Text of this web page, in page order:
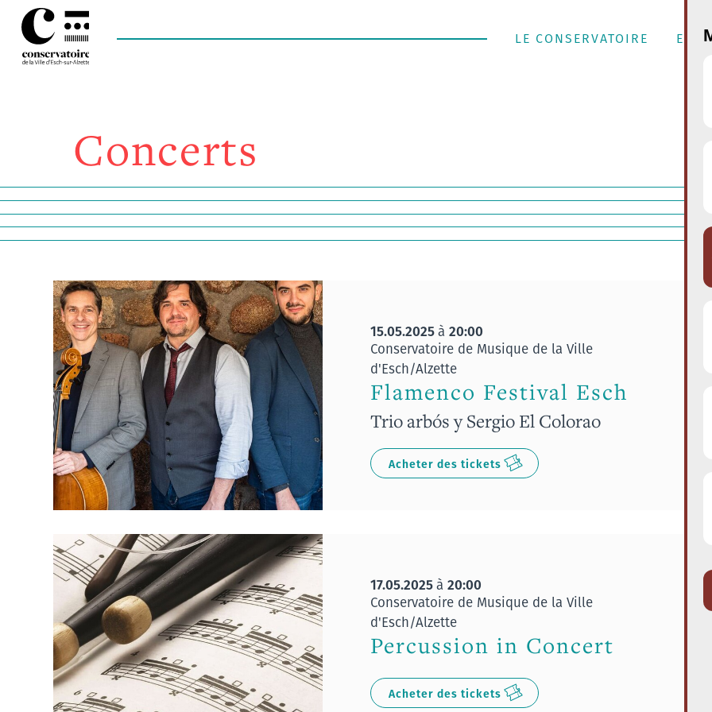
LE CONSERVATOIRE
Concerts
15.05.2025à 20:00
Conservatoire de Musique de la Ville
d'Esch/Alzette
Flamenco Festival Esch
Trio arbós y Sergio El Colorao
Acheter des tickets
17.05.2025à 20:00
Conservatoire de Musique de la Ville
d'Esch/Alzette
Percussion in Concert
Acheter des tickets